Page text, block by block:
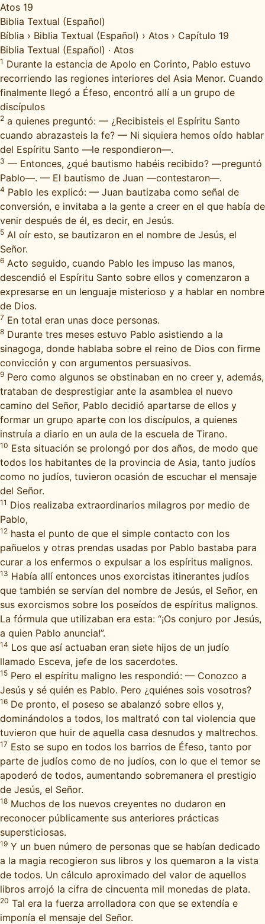
Atos 19
Biblia Textual (Español)
Bíblia › Biblia Textual (Español) › Atos › Capítulo 19
Biblia Textual (Español) · Atos
1 Durante la estancia de Apolo en Corinto, Pablo estuvo
recorriendo las regiones interiores del Asia Menor. Cuando
finalmente llegó a Éfeso, encontró allí a un grupo de
discípulos
2 a quienes preguntó: — ¿Recibisteis el Espíritu Santo
cuando abrazasteis la fe? — Ni siquiera hemos oído hablar
del Espíritu Santo —le respondieron—.
3 — Entonces, ¿qué bautismo habéis recibido? —preguntó
Pablo—. — El bautismo de Juan —contestaron—.
4 Pablo les explicó: — Juan bautizaba como señal de
conversión, e invitaba a la gente a creer en el que había de
venir después de él, es decir, en Jesús.
5 Al oír esto, se bautizaron en el nombre de Jesús, el
Señor.
6 Acto seguido, cuando Pablo les impuso las manos,
descendió el Espíritu Santo sobre ellos y comenzaron a
expresarse en un lenguaje misterioso y a hablar en nombre
de Dios.
7 En total eran unas doce personas.
8 Durante tres meses estuvo Pablo asistiendo a la
sinagoga, donde hablaba sobre el reino de Dios con firme
convicción y con argumentos persuasivos.
9 Pero como algunos se obstinaban en no creer y, además,
trataban de desprestigiar ante la asamblea el nuevo
camino del Señor, Pablo decidió apartarse de ellos y
formar un grupo aparte con los discípulos, a quienes
instruía a diario en un aula de la escuela de Tirano.
10 Esta situación se prolongó por dos años, de modo que
todos los habitantes de la provincia de Asia, tanto judíos
como no judíos, tuvieron ocasión de escuchar el mensaje
del Señor.
11 Dios realizaba extraordinarios milagros por medio de
Pablo,
12 hasta el punto de que el simple contacto con los
pañuelos y otras prendas usadas por Pablo bastaba para
curar a los enfermos o expulsar a los espíritus malignos.
13 Había allí entonces unos exorcistas itinerantes judíos
que también se servían del nombre de Jesús, el Señor, en
sus exorcismos sobre los poseídos de espíritus malignos.
La fórmula que utilizaban era esta: “¡Os conjuro por Jesús,
a quien Pablo anuncia!”.
14 Los que así actuaban eran siete hijos de un judío
llamado Esceva, jefe de los sacerdotes.
15 Pero el espíritu maligno les respondió: — Conozco a
Jesús y sé quién es Pablo. Pero ¿quiénes sois vosotros?
16 De pronto, el poseso se abalanzó sobre ellos y,
dominándolos a todos, los maltrató con tal violencia que
tuvieron que huir de aquella casa desnudos y maltrechos.
17 Esto se supo en todos los barrios de Éfeso, tanto por
parte de judíos como de no judíos, con lo que el temor se
apoderó de todos, aumentando sobremanera el prestigio
de Jesús, el Señor.
18 Muchos de los nuevos creyentes no dudaron en
reconocer públicamente sus anteriores prácticas
supersticiosas.
19 Y un buen número de personas que se habían dedicado
a la magia recogieron sus libros y los quemaron a la vista
de todos. Un cálculo aproximado del valor de aquellos
libros arrojó la cifra de cincuenta mil monedas de plata.
20 Tal era la fuerza arrolladora con que se extendía e
imponía el mensaje del Señor.